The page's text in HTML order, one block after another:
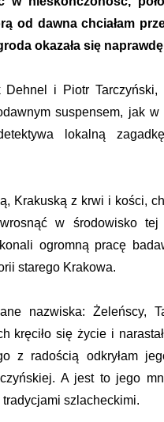
od dawna chciałam
okazała się
i Piotr Tarczyński,
suspensem, jak
lokalną
Krakuską z krwi i kości,
w środowisko tej
ogromną pracę
starego Krakowa.
nazwiska: Żeleńscy,
kręciło się życie i
z radością odkryłam
A jest to jego
tradycjami szlacheckimi.